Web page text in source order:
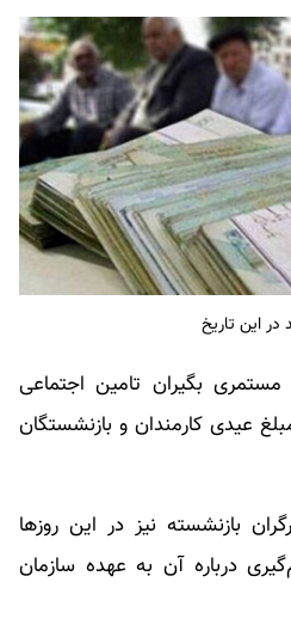
در این تاریخ
بگیران تامین اجتماعی
میزان مبلغ عیدی کارمندان و بازنشستگان
بازنشسته نیز در این روزها
درباره آن به عهده سازمان